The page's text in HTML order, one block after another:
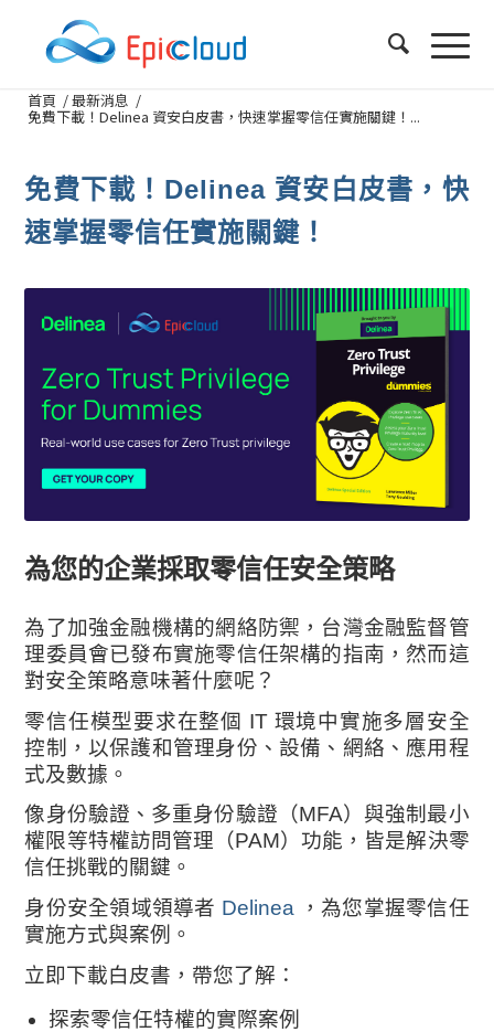
首頁 /最新消息 /
免費下載！Delinea 資安白皮書，快速掌握零信任實施關鍵！...
免費下載！Delinea 資安白皮書，快
速掌握零信任實施關鍵！
為您的企業採取零信任安全策略
為了加強金融機構的網絡防禦，台灣金融監督管
理委員會已發布實施零信任架構的指南，然而這
對安全策略意味著什麼呢？
零信任模型要求在整個 IT 環境中實施多層安全
控制，以保護和管理身份、設備、網絡、應用程
式及數據。
像身份驗證、多重身份驗證（MFA）與強制最小
權限等特權訪問管理（PAM）功能，皆是解決零
信任挑戰的關鍵。
身份安全領域領導者 Delinea
，為您掌握零信任
實施方式與案例。
立即下載白皮書，帶您了解：
探索零信任特權的實際案例